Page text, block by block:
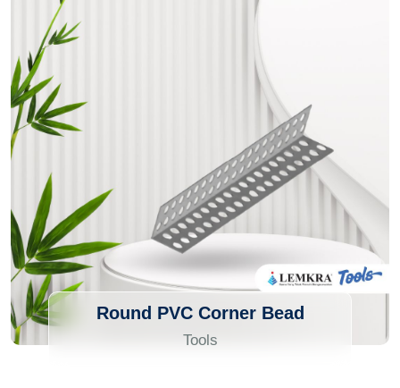
Round PVC Corner Bead
Tools